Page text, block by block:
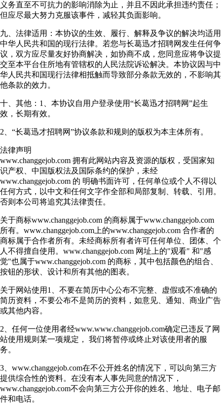
义务直至不可抗力的影响消除为止，并且不因此承担违约责任；
但应尽最大努力克服该事件，减轻其负面影响。
九、法律适用：本协议的生效、履行、解释及争议的解决均适用
中华人民共和国的现行法律。若您与长葛迅才招聘网发生任何争
议，双方应尽量友好协商解决，如协商不成，您同意应将争议提
交至本平台住所地有管辖权的人民法院诉讼解决。本协议因与中
华人民共和国现行法律相抵触而导致部分条款无效的，不影响其
他条款的效力。
十、其他：1、本协议自用户登录使用“长葛迅才招聘网”起生
效，长期有效。
2、“长葛迅才招聘网”协议条款和规则的版权为本主体所有。
法律声明
www.changgejob.com 拥有此网站内容及资源的版权，受国家知
识产权、中国版权法及国际条约的保护，未经
www.changgejob.com 的 明确书面许可，任何单位或个人不得以
任何方式，以中文和任何文字作全部和局部复制、转载、引用。
否则本公司将追究其法律责任。
关于商标www.changgejob.com 的商标属于www.changgejob.com
所有。www.changgejob.com上的www.changgejob.com 合作者的
商标属于合作者所有。未经商标所有者许可任何单位、团体、个
人不得擅自使用。www.changgejob.com 网址上的"观看" 和"感
觉"也属于www.changgejob.com 的商标，其中包括颜色的组合、
按钮的形状、设计和所有其他的图表。
关于网站使用1、不要在简历中心公布不完整、虚假或不准确的
简历资料，不要公布不是简历的资料，如意见、通知、商业广告
或其他内容。
2、任何一位使用者经www.www.changgejob.com确定已违反了网
站使用规则某一项规定， 我们将暂停或终止对该使用者的服
务。
3、www.changgejob.com在不公开姓名的情况下，可以向第三方
提供综合性的资料。在没有本人事先同意的情况下，
www.changgejob.com不会向第三方公开你的姓名、地址、电子邮
件和电话。